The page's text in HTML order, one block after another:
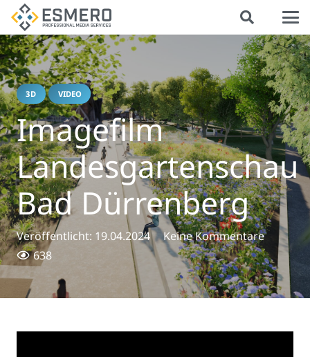
3D VIDEO
Imagefilm
Landesgartenschau
Bad Dürrenberg
Veröffentlicht: 19.04.2024
Keine Kommentare
638